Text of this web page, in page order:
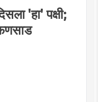
'हा' पक्षी;